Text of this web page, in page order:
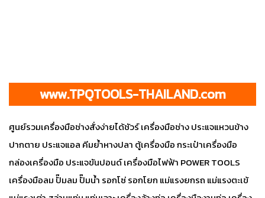
www.TPQTOOLS-THAILAND.com
ศูนย์รวมเครื่องมือช่างสั่งง่ายได้ชัวร์ เครื่องมือช่าง ประแจแหวนข้าง
ปากตาย ประแจแอล คีมย้ำหางปลา ตู้เครื่องมือ กระเป๋าเครื่องมือ
กล่องเครื่องมือ ประแจขันปอนด์ เครื่องมือไฟฟ้า POWER TOOLS
เครื่องมือลม ปั๊มลม ปั๊มน้ำ รอกโซ่ รอกโยก แม่แรงยกรถ แม่แรงตะเข้